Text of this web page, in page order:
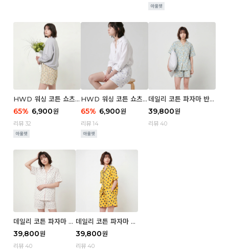
HWD 워싱 코튼 쇼츠
(우먼) - 02 Retro flo
wer
65% 6,900원
리뷰 32
HWD 워싱 코튼 쇼츠
(우먼) - 01 Blue whal
e
65% 6,900원
리뷰 14
데일리 코튼 파자마 반팔
세트 (우먼) - 03 Sum
mer lane
39,800원
리뷰 40
데일리 코튼 파자마 반
팔 세트 (우먼) - 02
Blue cherry
39,800원
리뷰 40
데일리 코튼 파자마 반
팔 세트 (우먼) - 01 Mi
z
39,800원
리뷰 40